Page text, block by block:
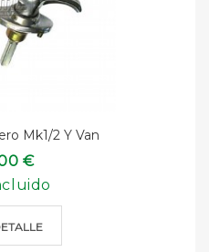
Mk1/2 Y Van
€